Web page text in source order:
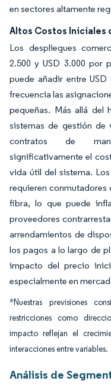
en sectores altamente
Altos Costos Iniciales
Los despliegues
2.500 y USD 3.000 por
puede añadir entre
frecuencia las
pequeñas. Más allá del
sistemas de gestión de
contratos de
significativamente el
vida útil del sistema.
requieren conmutadores
fibra, lo que puede
proveedores
arrendamientos de
los pagos a lo largo de
impacto del precio
especialmente en
*Nuestras previsiones
restricciones como
impacto reflejan el
interacciones entre variables.
Análisis de